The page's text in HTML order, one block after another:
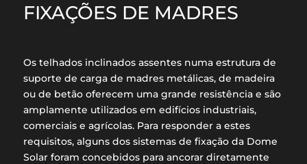
FIXAÇÕES DE MADRES
Os telhados inclinados assentes numa estrutura de
suporte de carga de madres metálicas, de madeira
ou de betão oferecem uma grande resistência e são
amplamente utilizados em edifícios industriais,
comerciais e agrícolas. Para responder a estes
requisitos, alguns dos sistemas de fixação da Dome
Solar foram concebidos para ancorar diretamente